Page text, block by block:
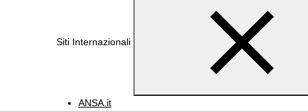
Siti Internazionali
ANSA.it